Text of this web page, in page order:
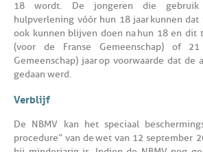
18 wordt. De jongeren die
hulpverlening vóór hun 18 jaar kunnen
ook kunnen blijven doen na hun 18 en
(voor de Franse Gemeenschap) of
Gemeenschap) jaar op voorwaarde dat de
gedaan werd.
Verblijf
De NBMV kan het speciaal
procedure” van de wet van 12 september